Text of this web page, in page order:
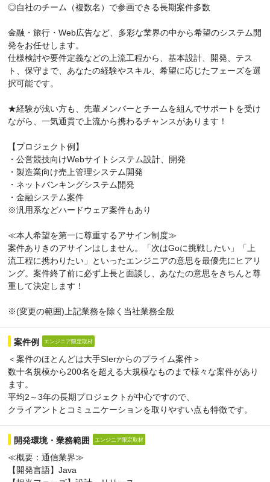
◎自社のチーム（複数名）で参画できる長期案件多数
金融・旅行・Web広告など、多彩な業界の中から希望のシステム開
発をお任せします。
仕様検討や要件定義などの上流工程から、基本設計、開発、テス
ト、保守まで、あなたの経験やスキル、希望に応じたフェーズを選
択可能です。
★経験が浅い方も、先輩メンバーとチームを組んでサポートを受け
ながら、一気通貫で上流から携わるチャンスがあります！
【プロジェクト例】
・公営競技向けWebサイトシステム設計、開発
・製造業向け売上管理システム開発
・ネットバンキングシステム開発
・金融システム案件
※汎用系などハードウェア案件もあり
≪本人希望を第一に尊重するアサイン制度≫
案件ありきのアサインはしません。「次はGoに挑戦したい」「上
流工程に携わりたい」といったエンジニアの意思を最優先にヒアリ
ング。案件終了前に必ず上長と面談し、あなたの意思をきちんと尊
重して決定します！
※(変更の範囲)上記業務を除く当社業務全般
案件例 エンジニア限定取材
＜案件のほとんどは大手SIerからのプライム案件＞
数十名規模から200名を超える大規模なものまで様々な案件があり
ます。
平均2～3年の長期プロジェクトが中心ですので、
クライアントとコミュニケーションを取りやすい点も特徴です。
開発環境・業務範囲 エンジニア限定取材
≪概要：通信業界≫
【開発言語】Java